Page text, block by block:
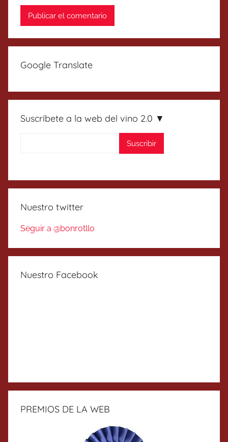
Google Translate
Suscríbete a la web del vino 2.0 ▼
Nuestro twitter
Seguir a @bonrotllo
Nuestro Facebook
PREMIOS DE LA WEB